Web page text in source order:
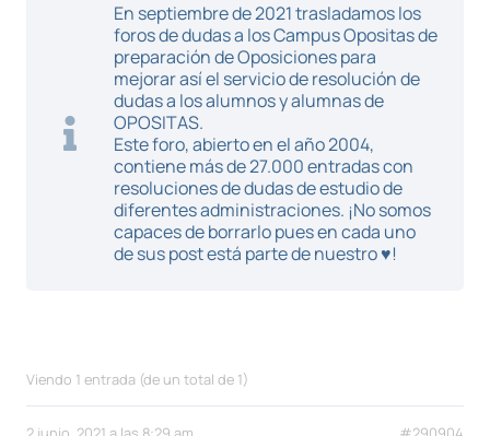
En septiembre de 2021 trasladamos los
foros de dudas a los Campus Opositas de
preparación de Oposiciones para
mejorar así el servicio de resolución de
dudas a los alumnos y alumnas de
OPOSITAS.
Este foro, abierto en el año 2004,
contiene más de 27.000 entradas con
resoluciones de dudas de estudio de
diferentes administraciones. ¡No somos
capaces de borrarlo pues en cada uno
de sus post está parte de nuestro ♥!
Viendo 1 entrada (de un total de 1)